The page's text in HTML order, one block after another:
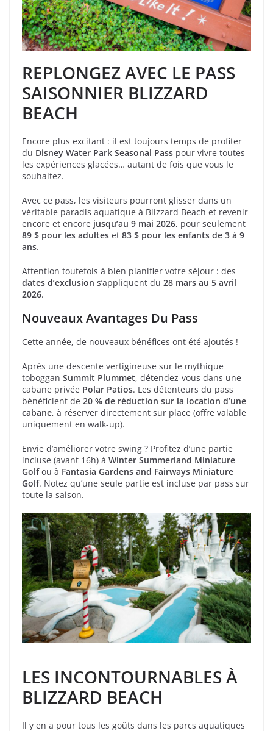
REPLONGEZ AVEC LE PASS
SAISONNIER BLIZZARD
BEACH
Encore plus excitant : il est toujours temps de profiter
du Disney Water Park Seasonal Pass pour vivre toutes
les expériences glacées… autant de fois que vous le
souhaitez.
Avec ce pass, les visiteurs pourront glisser dans un
véritable paradis aquatique à Blizzard Beach et revenir
encore et encore jusqu’au 9 mai 2026, pour seulement
89 $ pour les adultes et 83 $ pour les enfants de 3 à 9
ans.
Attention toutefois à bien planifier votre séjour : des
dates d’exclusion s’appliquent du 28 mars au 5 avril
2026.
Nouveaux Avantages Du Pass
Cette année, de nouveaux bénéfices ont été ajoutés !
Après une descente vertigineuse sur le mythique
toboggan Summit Plummet, détendez-vous dans une
cabane privée Polar Patios. Les détenteurs du pass
bénéficient de 20 % de réduction sur la location d’une
cabane, à réserver directement sur place (offre valable
uniquement en walk-up).
Envie d’améliorer votre swing ? Profitez d’une partie
incluse (avant 16h) à Winter Summerland Miniature
Golfou à Fantasia Gardens and Fairways Miniature
Golf. Notez qu’une seule partie est incluse par pass sur
toute la saison.
LES INCONTOURNABLES À
BLIZZARD BEACH
Il y en a pour tous les goûts dans les parcs aquatiques